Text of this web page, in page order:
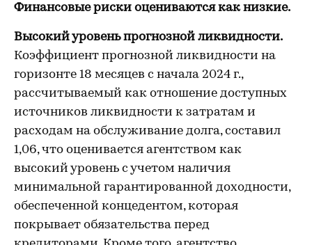
Финансовые риски оцениваются как низкие.
Высокий уровень прогнозной ликвидности.
Коэффициент прогнозной ликвидности на
горизонте 18 месяцев с начала 2024 г.,
рассчитываемый как отношение доступных
источников ликвидности к затратам и
расходам на обслуживание долга, составил
1,06, что оценивается агентством как
высокий уровень с учетом наличия
минимальной гарантированной доходности,
обеспеченной концедентом, которая
покрывает обязательства перед